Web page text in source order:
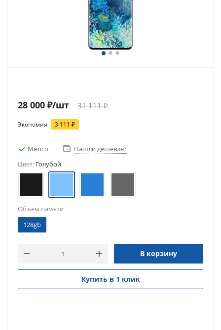
28 000 ₽/шт 31 111₽
Экономия 3 111 ₽
Много
Нашли дешевле?
Цвет: Голубой
Объём памяти
128gb
В корзину
Купить в 1 клик